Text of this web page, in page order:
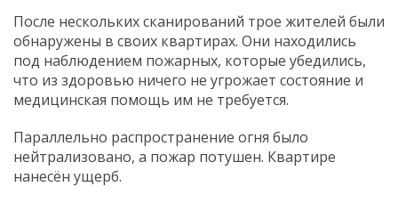
После нескольких сканирований трое жителей были
обнаружены в своих квартирах. Они находились
под наблюдением пожарных, которые убедились,
что из здоровью ничего не угрожает состояние и
медицинская помощь им не требуется.
Параллельно распространение огня было
нейтрализовано, а пожар потушен. Квартире
нанесён ущерб.